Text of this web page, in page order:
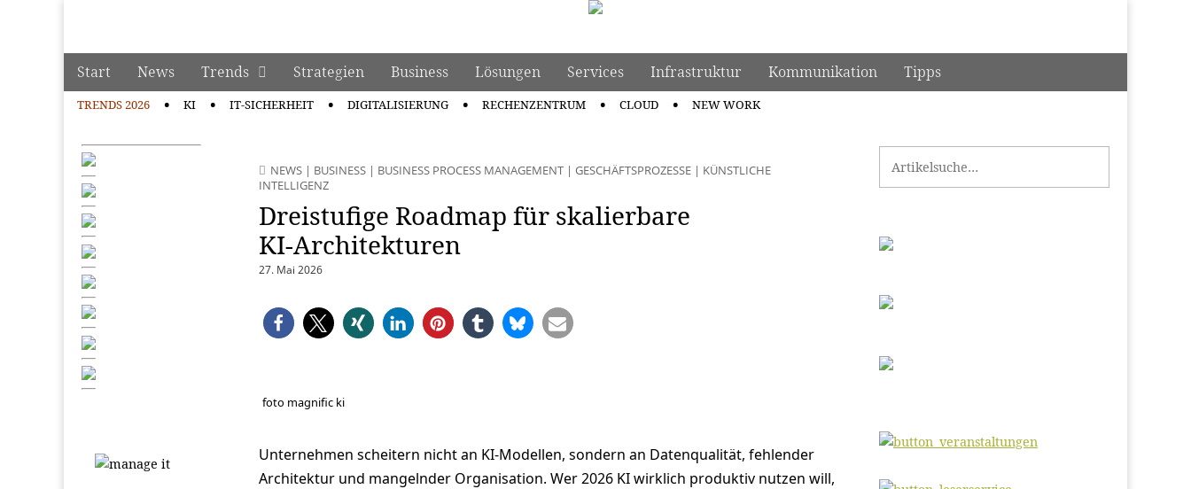
manage it
Main menu
Skip to content
Start News Trends Strategien Business Lösungen Services Infrastruktur Kommunikation Tipps
TRENDS 2026 KI IT-SICHERHEIT DIGITALISIERUNG RECHENZENTRUM CLOUD NEW WORK
NEWS| BUSINESS| BUSINESS PROCESS MANAGEMENT| GESCHÄFTSPROZESSE| KÜNSTLICHE
INTELLIGENZ
Dreistufige Roadmap für skalierbare
KI‑Architekturen
27. Mai 2026
foto magnific ki
Unternehmen scheitern nicht an KI‑Modellen, sondern an Datenqualität, fehlender
Architektur und mangelnder Organisation. Wer 2026 KI wirklich produktiv nutzen will,